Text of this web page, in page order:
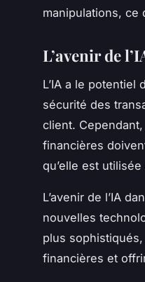
manipulations, ce
L’avenir de
L’IA a le
sécurité des
client.
financières
qu’elle est
L’avenir de l’IA
nouvelles
plus
financières et